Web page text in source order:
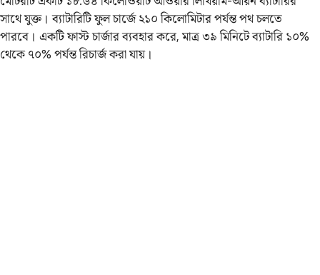
সাথে যুক্ত। ব্যাটারিটি ফুল চার্জে ২১০ কিলোমিটার পর্যন্ত পথ চলতে
পারবে। একটি ফাস্ট চার্জার ব্যবহার করে, মাত্র ৩৯ মিনিটে ব্যাটারি ১০%
থেকে ৭০% পর্যন্ত রিচার্জ করা যায়।